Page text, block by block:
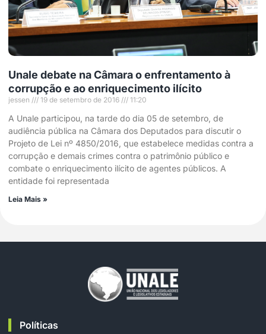
Unale debate na Câmara o enfrentamento à
corrupção e ao enriquecimento ilícito
jessen 19 de setembro de 2016 11:20
A Unale participou, na tarde do dia 05 de setembro, de
audiência pública na Câmara dos Deputados para discutir o
Projeto de Lei nº 4850/2016, que estabelece medidas contra a
corrupção e demais crimes contra o patrimônio público e
combate o enriquecimento ilícito de agentes públicos. A
entidade foi representada
Leia Mais »
Políticas